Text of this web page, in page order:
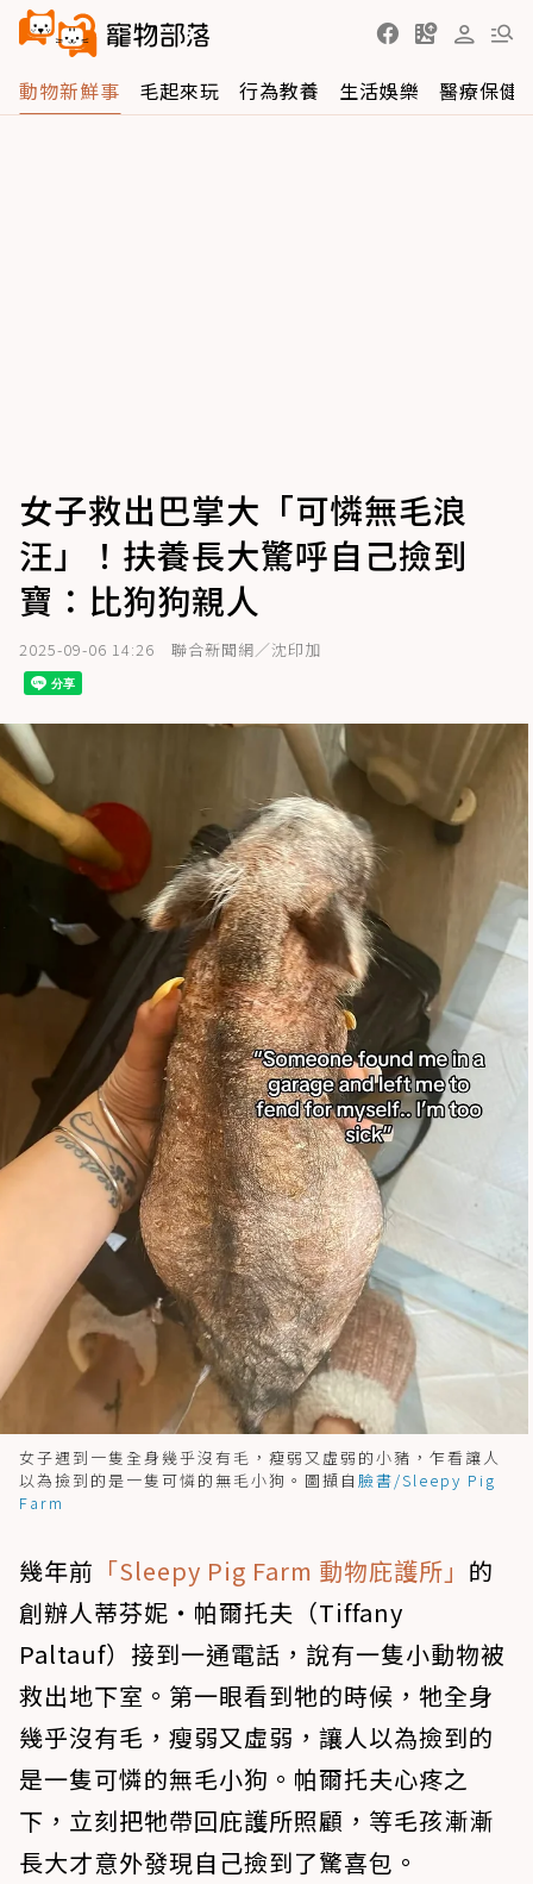
動物新鮮事 毛起來玩 行為教養 生活娛樂 醫療保健
女子救出巴掌大「可憐無毛浪
汪」！扶養長大驚呼自己撿到
寶：比狗狗親人
2025-09-06 14:26 聯合新聞網／沈印加
女子遇到一隻全身幾乎沒有毛，瘦弱又虛弱的小豬，乍看讓人
以為撿到的是一隻可憐的無毛小狗。圖擷自 臉書/Sleepy Pig
Farm
幾年前 「Sleepy Pig Farm 動物庇護所」 的
創辦人蒂芬妮・帕爾托夫（Tiffany
Paltauf）接到一通電話，說有一隻小動物被
救出地下室。第一眼看到牠的時候，牠全身
幾乎沒有毛，瘦弱又虛弱，讓人以為撿到的
是一隻可憐的無毛小狗。帕爾托夫心疼之
下，立刻把牠帶回庇護所照顧，等毛孩漸漸
長大才意外發現自己撿到了驚喜包。